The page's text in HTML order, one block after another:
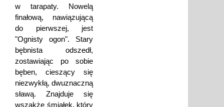
w tarapaty. Nowelą
finałową, nawiązującą
do pierwszej, jest
"Ognisty ogon". Stary
bębnista odszedł,
zostawiając po sobie
bęben, cieszący się
niezwykłą, dwuznaczną
sławą. Znajduje się
wszakże śmiałek, który